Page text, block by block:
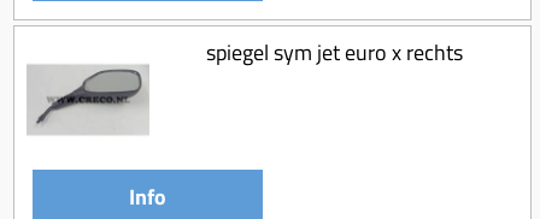
spiegel sym jet euro x rechts
Info